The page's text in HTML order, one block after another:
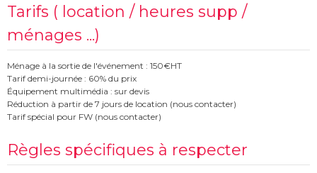
Tarifs ( location / heures supp /
ménages ...)
Ménage à la sortie de l'événement : 150€HT
Tarif demi-journée : 60% du prix
Équipement multimédia : sur devis
Réduction à partir de 7 jours de location (nous contacter)
Tarif spécial pour FW (nous contacter)
Règles spécifiques à respecter